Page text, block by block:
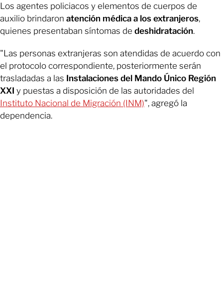
Los agentes policiacos y elementos de cuerpos de
auxilio brindaron atención médica a los extranjeros,
quienes presentaban síntomas de deshidratación.
"Las personas extranjeras son atendidas de acuerdo con
el protocolo correspondiente, posteriormente serán
trasladadas a las Instalaciones del Mando Único Región
XXI y puestas a disposición de las autoridades del
Instituto Nacional de Migración (INM)", agregó la
dependencia.